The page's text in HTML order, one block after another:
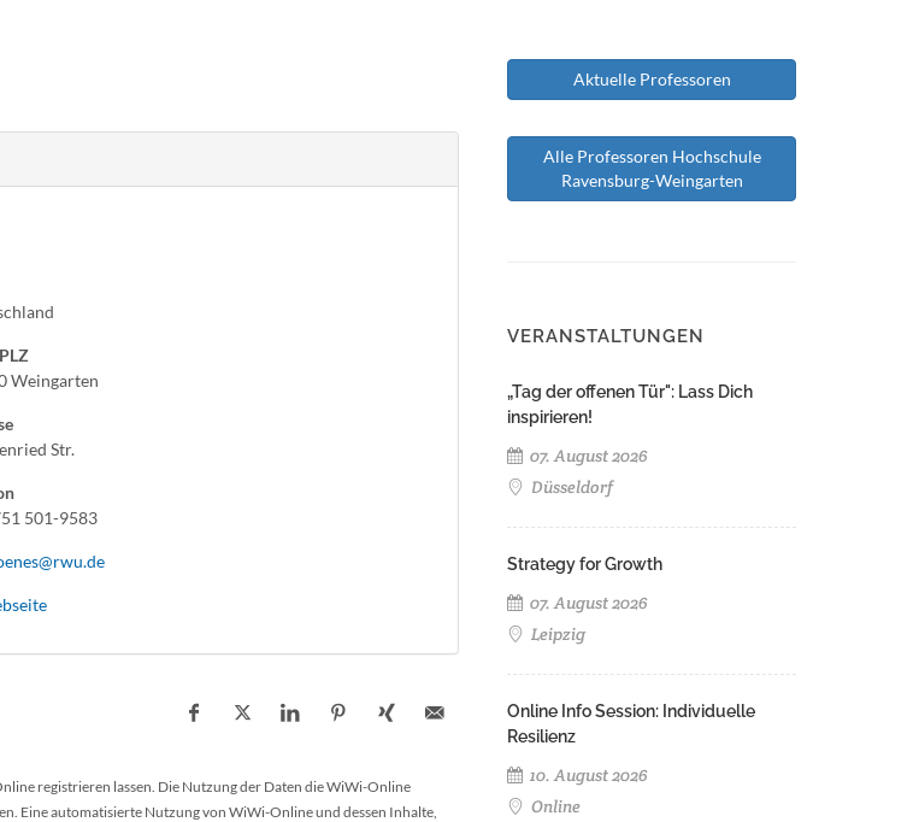
Weingarten
Str.
501-9583
registrieren lassen. Die Nutzung der Daten die WiWi-Online
Eine automatisierte Nutzung von WiWi-Online und dessen Inhalte,
Aktuelle Professoren
Alle Professoren Hochschule
Ravensburg-Weingarten
VERANSTALTUNGEN
„Tag der offenen Tür": Lass Dich
inspirieren!
07. August 2026
Düsseldorf
Strategy for Growth
07. August 2026
Leipzig
Online Info Session: Individuelle
Resilienz
10. August 2026
Online